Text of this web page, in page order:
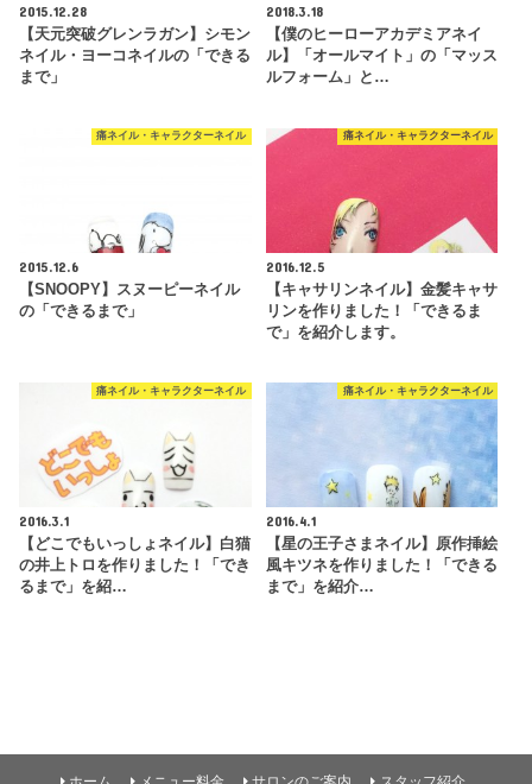
2015.12.28
【天元突破グレンラガン】シモン
ネイル・ヨーコネイルの「できる
まで」
2018.3.18
【僕のヒーローアカデミアネイ
ル】「オールマイト」の「マッス
ルフォーム」と…
痛ネイル・キャラクターネイル
2015.12.6
【SNOOPY】スヌーピーネイル
の「できるまで」
痛ネイル・キャラクターネイル
2016.12.5
【キャサリンネイル】金髪キャサ
リンを作りました！「できるま
で」を紹介します。
痛ネイル・キャラクターネイル
2016.3.1
【どこでもいっしょネイル】白猫
の井上トロを作りました！「でき
るまで」を紹…
痛ネイル・キャラクターネイル
2016.4.1
【星の王子さまネイル】原作挿絵
風キツネを作りました！「できる
まで」を紹介…
ホーム メニュー料金 サロンのご案内 スタッフ紹介